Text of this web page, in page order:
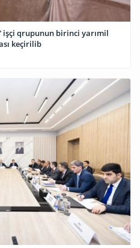
işçi qrupunun birinci yarımil
keçirilib